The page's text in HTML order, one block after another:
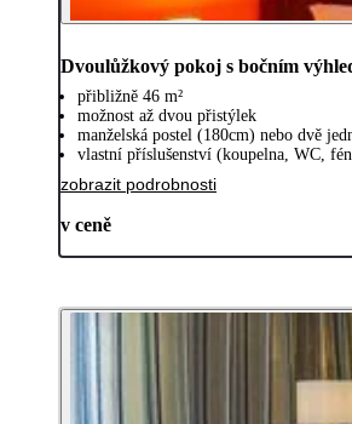
Dvoulůžkový pokoj s bočním
přibližně 46 m²
možnost až dvou přistýlek
manželská postel (180cm) nebo dvě
vlastní příslušenství (koupelna, WC,
zobrazit podrobnosti
v ceně